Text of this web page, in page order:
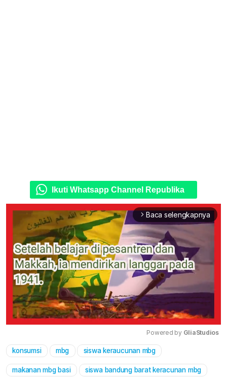
Ikuti Whatsapp Channel Republika
arrow_forward_ios Baca selengkapnya
Powered by GliaStudios
konsumsi mbg siswa keraucunan mbg
makanan mbg basi siswa bandung barat keracunan mbg